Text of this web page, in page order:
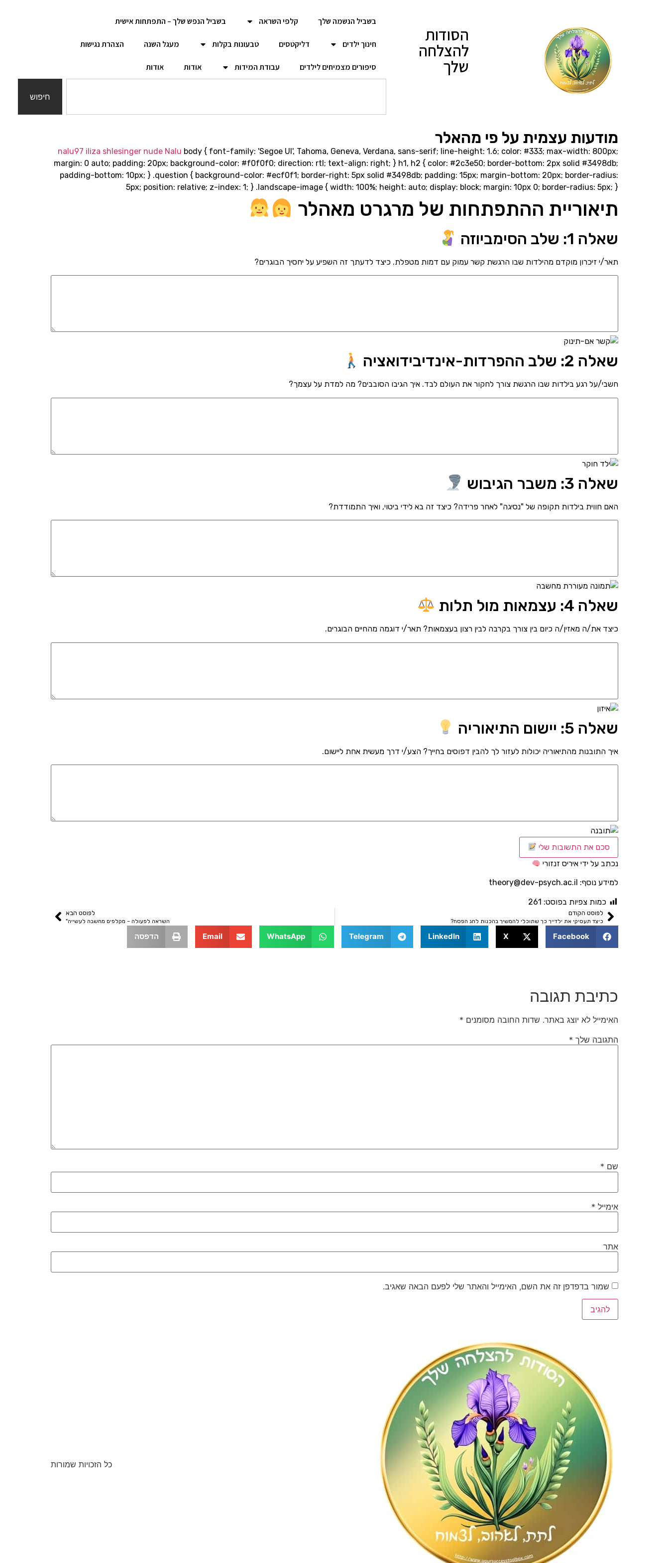
הסודות
להצלחה
שלך
בשביל הנשמה שלך קלפי השראה בשביל הנפש שלך – התפתחות אישית
חינוך ילדים דליקטסים טבעונות בקלות מעגל השנה הצהרת נגישות
סיפורים מצמיחים לילדים עבודת המידות אודות אודות
חיפוש
מודעות עצמית על פי מהאלר
nalu97 iliza shlesinger nude Nalu body { font-family: 'Segoe UI', Tahoma, Geneva, Verdana, sans-serif; line-height: 1.6; color: #333; max-width: 800px;
margin: 0 auto; padding: 20px; background-color: #f0f0f0; direction: rtl; text-align: right; } h1, h2 { color: #2c3e50; border-bottom: 2px solid #3498db;
padding-bottom: 10px; } .question { background-color: #ecf0f1; border-right: 5px solid #3498db; padding: 15px; margin-bottom: 20px; border-radius:
5px; position: relative; z-index: 1; } .landscape-image { width: 100%; height: auto; display: block; margin: 10px 0; border-radius: 5px; }
תיאוריית ההתפתחות של מרגרט מאהלר
שאלה 1: שלב הסימביוזה
תאר/י זיכרון מוקדם מהילדות שבו הרגשת קשר עמוק עם דמות מטפלת. כיצד לדעתך זה השפיע על יחסיך הבוגרים?
שאלה 2: שלב ההפרדות-אינדיבידואציה
חשבי/על רגע בילדות שבו הרגשת צורך לחקור את העולם לבד. איך הגיבו הסובבים? מה למדת על עצמך?
שאלה 3: משבר הגיבוש
האם חווית בילדות תקופה של "נסיגה" לאחר פרידה? כיצד זה בא לידי ביטוי, ואיך התמודדת?
שאלה 4: עצמאות מול תלות
כיצד את/ה מאזין/ה כיום בין צורך בקרבה לבין רצון בעצמאות? תאר/י דוגמה מהחיים הבוגרים.
שאלה 5: יישום התיאוריה
איך התובנות מהתיאוריה יכולות לעזור לך להבין דפוסים בחייך? הצע/י דרך מעשית אחת ליישום.
סכם את התשובות שלי
נכתב על ידי איריס זנזורי
למידע נוסף: theory@dev-psych.ac.il
כמות צפיות בפוסט: 261
לפוסט הקודם
כיצד תעסיקי את ילדייך כך שתוכלי להמשיך בהכנות לחג הפסח?
לפוסט הבא
השראה לפעולה – מקלפים מחשבה לעשייה"
Facebook
X
LinkedIn
Telegram
WhatsApp
Email הדפסה
כתיבת תגובה
האימייל לא יוצג באתר. שדות החובה מסומנים *
התגובה שלך *
שם *
אימייל *
אתר
שמור בדפדפן זה את השם, האימייל והאתר שלי לפעם הבאה שאגיב.
כל הזכויות שמורות